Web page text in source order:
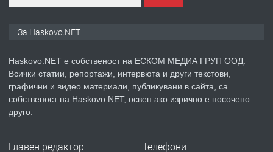
преди 5 дни
ПРЕДЛАГА
Продавам парцел в гр. Хасково кв.
За Haskovo.NET
Haskovo.NET е собственост на ЕСКОМ МЕДИА ГРУП ООД.
Всички статии, репортажи, интервюта и други текстови,
графични и видео материали, публикувани в сайта, са
собственост на Haskovo.NET, освен ако изрично е посочено
друго.
Главен редактор Телефони